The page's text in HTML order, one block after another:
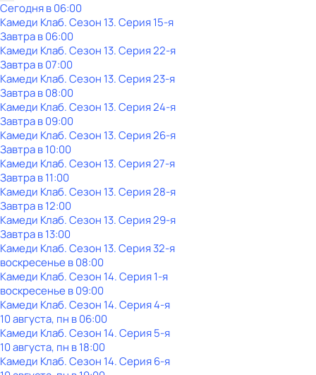
Сегодня в 06:00
Камеди Клаб. Сезон 13. Серия 15-я
Завтра в 06:00
Камеди Клаб. Сезон 13. Серия 22-я
Завтра в 07:00
Камеди Клаб. Сезон 13. Серия 23-я
Завтра в 08:00
Камеди Клаб. Сезон 13. Серия 24-я
Завтра в 09:00
Камеди Клаб. Сезон 13. Серия 26-я
Завтра в 10:00
Камеди Клаб. Сезон 13. Серия 27-я
Завтра в 11:00
Камеди Клаб. Сезон 13. Серия 28-я
Завтра в 12:00
Камеди Клаб. Сезон 13. Серия 29-я
Завтра в 13:00
Камеди Клаб. Сезон 13. Серия 32-я
воскресенье в08:00
Камеди Клаб. Сезон 14. Серия 1-я
воскресенье в09:00
Камеди Клаб. Сезон 14. Серия 4-я
10 августа, пн в 06:00
Камеди Клаб. Сезон 14. Серия 5-я
10 августа, пн в 18:00
Камеди Клаб. Сезон 14. Серия 6-я